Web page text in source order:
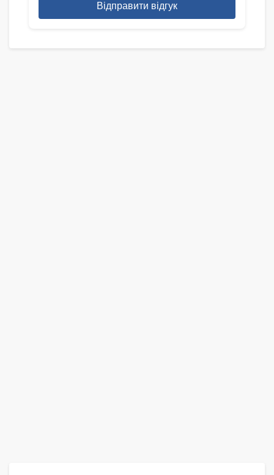
Відправити відгук